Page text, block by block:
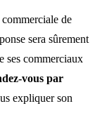
de
sera sûrement
ses commerciaux
vous par
expliquer son